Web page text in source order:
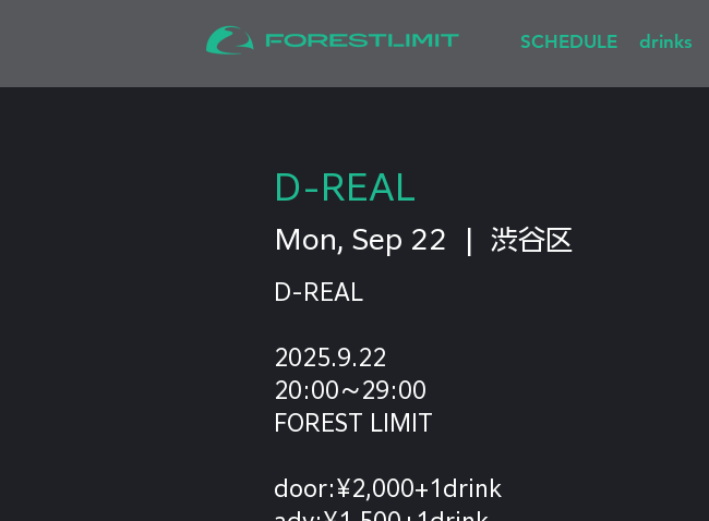
SCHEDULE drinks
D-REAL
Mon, Sep 22 渋谷区
D-REAL
2025.9.22
20:00〜29:00
FOREST LIMIT
door:¥2,000+1drink